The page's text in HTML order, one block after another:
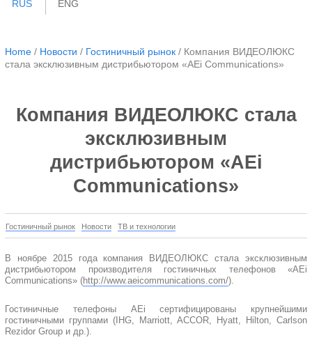
RUS ENG
Home / Новости / Гостиничный рынок / Компания ВИДЕОЛЮКС
стала эксклюзивным дистрибьютором «AEi Communications»
Компания ВИДЕОЛЮКС стала
эксклюзивным
дистрибьютором «AEi
Communications»
Гостиничный рынок Новости ТВ и технологии
В ноябре 2015 года компания ВИДЕОЛЮКС стала эксклюзивным
дистрибьютором производителя гостиничных телефонов «AEi
Communications» (http://www.aeicommunications.com/).
Гостиничные телефоны AEi сертифицированы крупнейшими
гостиничными группами (IHG, Marriott, ACCOR, Hyatt, Hilton, Carlson
Rezidor Group и др.).